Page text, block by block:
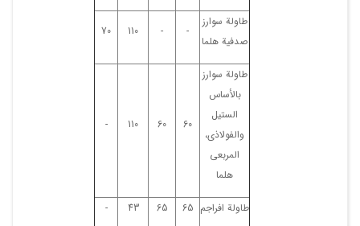
طاولة سوارز
صدفیة هلما
-
-
110
70
طاولة سوارز
بالأساس
الستیل
والفولاذی،
المربعی
هلما
60
60
110
-
طاولة افراجم 65
65
43
-